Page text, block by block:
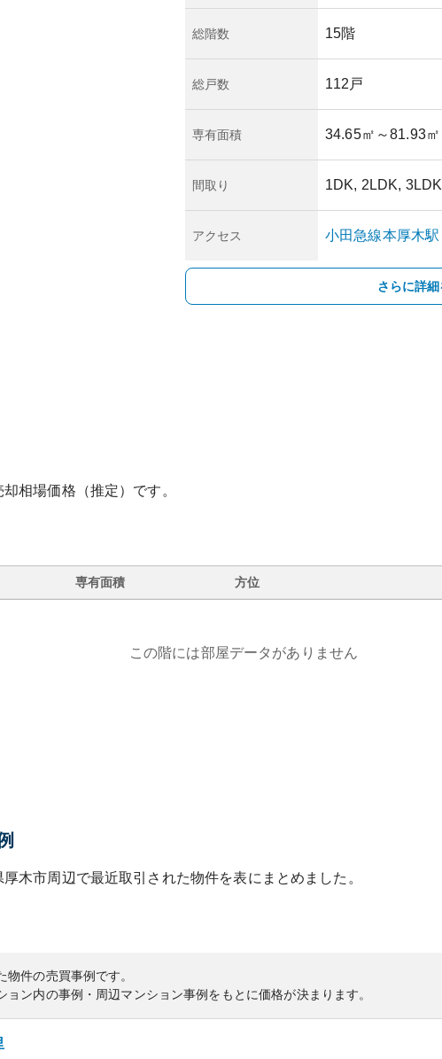
総階数 15階
総戸数 112戸
専有面積 34.65㎡ ～81.93㎡
間取り 1DK, 2LDK, 3LDK
アクセス 小田急線本厚木駅
さらに詳
相場価格（推定）です。
専有面積 方位
この階には部屋データがありません
厚木市周辺で最近取引された物件を表にまとめました。
件の売買事例です。
ョン内の事例・周辺マンション事例をもとに価格が決まります。